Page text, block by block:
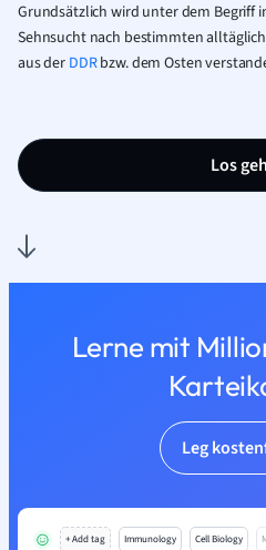
Grundsätzlich wird unter dem Begriff
Sehnsucht nach bestimmten
aus der DDRbzw. dem Osten
Los
Lerne mit
Leg
+ Add tag Immunology Cell Biology